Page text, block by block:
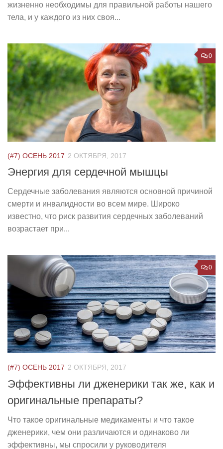
жизненно необходимы для правильной работы нашего
тела, и у каждого из них своя...
0
(#7) ОСЕНЬ 2017 2 ОКТЯБРЯ, 2017
Энергия для сердечной мышцы
Сердечные заболевания являются основной причиной
смерти и инвалидности во всем мире. Широко
известно, что риск развития сердечных заболеваний
возрастает при...
0
(#7) ОСЕНЬ 2017 2 ОКТЯБРЯ, 2017
Эффективны ли дженерики так же, как и
оригинальные препараты?
Что такое оригинальные медикаменты и что такое
дженерики, чем они различаются и одинаково ли
эффективны, мы спросили у руководителя